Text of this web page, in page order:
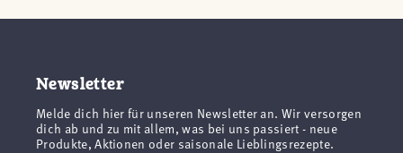
Newsletter
Melde dich hier für unseren Newsletter an. Wir versorgen
dich ab und zu mit allem, was bei uns passiert - neue
Produkte, Aktionen oder saisonale Lieblingsrezepte.